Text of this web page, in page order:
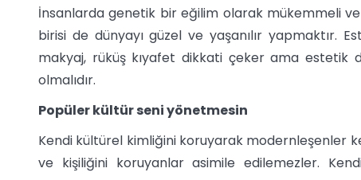
İnsanlarda genetik bir eğilim olarak mükemmeli
birisi de dünyayı güzel ve yaşanılır yapmaktır.
makyaj, rüküş kıyafet dikkati çeker ama estetik
olmalıdır.
Popüler kültür seni yönetmesin
Kendi kültürel kimliğini koruyarak modernleşenler
ve kişiliğini koruyanlar asimile edilemezler.